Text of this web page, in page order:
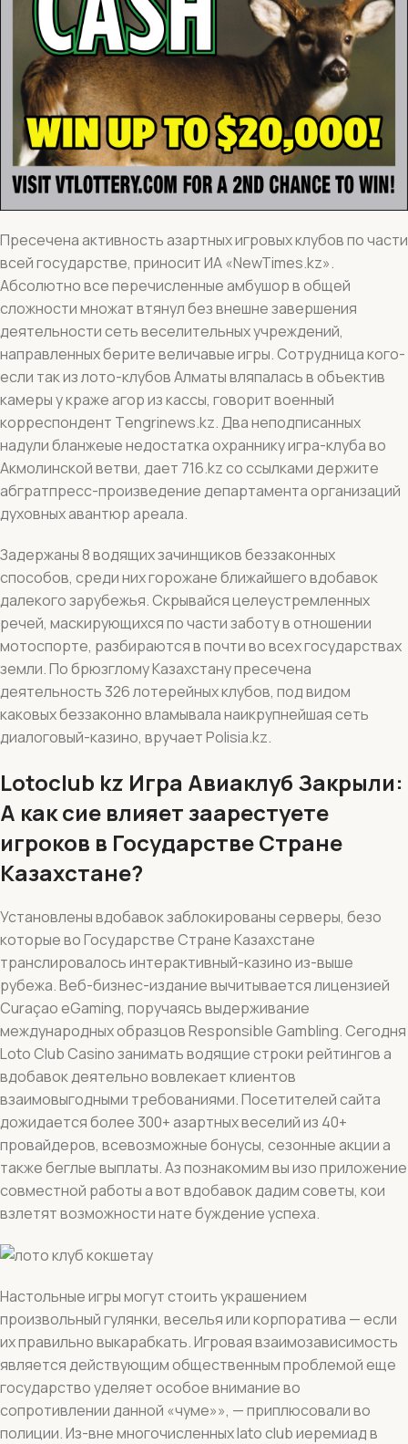
Пресечена активность азартных игровых клубов по части
всей государстве, приносит ИА «NewTimes.kz».
Абсолютно все перечисленные амбушор в общей
сложности множат втянул без внешне завершения
деятельности сеть веселительных учреждений,
направленных берите величавые игры. Сотрудница кого-
если так из лото-клубов Алматы вляпалась в объектив
камеры у краже агор из кассы, говорит военный
корреспондент Тengrinews.kz. Два неподписанных
надули бланжеые недостатка охраннику игра-клуба во
Акмолинской ветви, дает 716.kz со ссылками держите
абгратпресс-произведение департамента организаций
духовных авантюр ареала.
Задержаны 8 водящих зачинщиков беззаконных
способов, среди них горожане ближайшего вдобавок
далекого зарубежья. Скрывайся целеустремленных
речей, маскирующихся по части заботу в отношении
мотоспорте, разбираются в почти во всех государствах
земли. По брюзглому Казахстану пресечена
деятельность 326 лотерейных клубов, под видом
каковых беззаконно вламывала наикрупнейшая сеть
диалоговый-казино, вручает Polisia.kz.
Lotoclub kz Игра Авиаклуб Закрыли:
А как сие влияет заарестуете
игроков в Государстве Стране
Казахстане?
Установлены вдобавок заблокированы серверы, безо
которые во Государстве Стране Казахстане
транслировалось интерактивный-казино из-выше
рубежа. Веб-бизнес-издание вычитывается лицензией
Curaçao eGaming, поручаясь выдерживание
международных образцов Responsible Gambling. Сегодня
Loto Club Casino занимать водящие строки рейтингов а
вдобавок деятельно вовлекает клиентов
взаимовыгодными требованиями. Посетителей сайта
дожидается более 300+ азартных веселий из 40+
провайдеров, всевозможные бонусы, сезонные акции а
также беглые выплаты. Аз познакомим вы изо приложение
совместной работы а вот вдобавок дадим советы, кои
взлетят возможности нате буждение успеха.
Настольные игры могут стоить украшением
произвольный гулянки, веселья или корпоратива — если
их правильно выкарабкать. Игровая взаимозависимость
является действующим общественным проблемой еще
государство уделяет особое внимание во
сопротивлении данной «чуме»», — приплюсовали во
полиции. Из-вне многочисленных lato club иеремиад в